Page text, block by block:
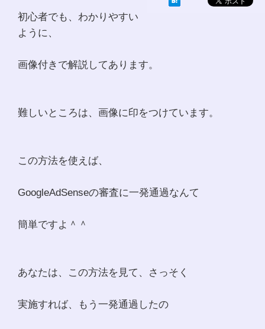
初心者でも、わかりやすい
ように、
画像付きで解説してあります。
難しいところは、画像に印をつけています。
この方法を使えば、
GoogleAdSenseの審査に一発通過なんて
簡単ですよ＾＾
あなたは、この方法を見て、さっそく
実施すれば、もう一発通過したの